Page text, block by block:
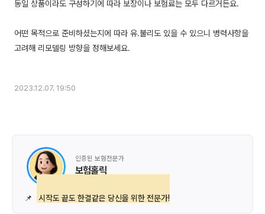
동일 상품이라도 구성하기에 따라 보장이나 보험료는 모두 다르거든요.
어떤 목적으로 준비하셨는지에 따라 유.불리도 있을 수 있으니 병력사항을
고려해 리모델링 방향을 정해보세요.
2023.12.07. 19:50
인증된 보험전문가
보험홀릭
📌 시작도 끝도 한결같은 당신을 위한 전문가!